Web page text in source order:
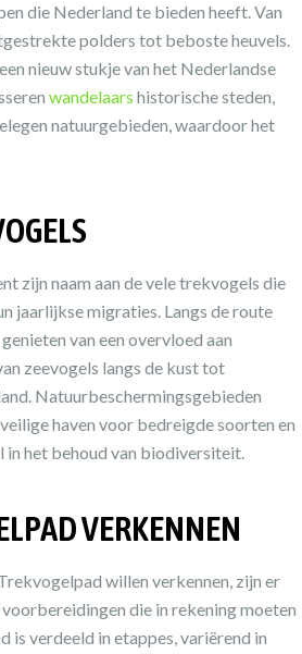
die Nederland te bieden heeft. Van
polders tot beboste heuvels.
nieuw stukje van het Nederlandse
wandelaars historische steden,
natuurgebieden, waardoor het
zijn naam aan de vele trekvogels die
jaarlijkse migraties. Langs de route
van een overvloed aan
zeevogels langs de kust tot
Natuurbeschermingsgebieden
haven voor bedreigde soorten en
in het behoud van biodiversiteit.
VERKENNEN
willen verkennen, zijn er
die in rekening moeten
is verdeeld in etappes, variërend in